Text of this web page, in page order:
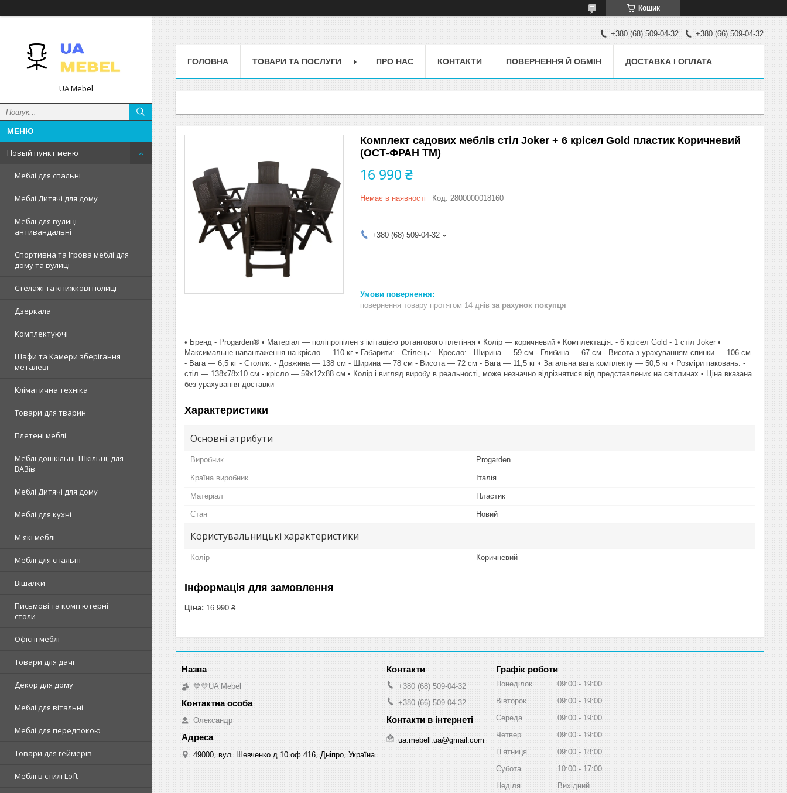
Кошик
UA Mebel
Новый пункт меню
Меблі для спальні
Меблі Дитячі для дому
Меблі для вулиці
антивандальні
Спортивна та Ігрова меблі для
дому та вулиці
Стелажі та книжкові полиці
Дзеркала
Комплектуючі
Шафи та Камери зберігання
металеві
Кліматична техніка
Товари для тварин
Плетені меблі
Меблі дошкільні, Шкільні, для
ВАЗів
Меблі Дитячі для дому
Меблі для кухні
М'які меблі
Меблі для спальні
Вішалки
Письмові та комп'ютерні
столи
Офісні меблі
Товари для дачі
Декор для дому
Меблі для вітальні
Меблі для передпокою
Товари для геймерів
Меблі в стилі Loft
+380 (68) 509-04-32 +380 (66) 509-04-32
ГОЛОВНА ТОВАРИ ТА ПОСЛУГИ ПРО НАС КОНТАКТИ ПОВЕРНЕННЯ Й ОБМІН ДОСТАВКА І ОПЛАТА
Комплект садових меблів стіл Joker + 6 крісел Gold пластик Коричневий
(ОСТ-ФРАН ТМ)
16 990 ₴
Немає в наявності Код: 2800000018160
+380 (68) 509-04-32
повернення товару протягом 14 днів за рахунок покупця
• Бренд - Progarden® • Матеріал — поліпропілен з імітацією ротангового плетіння • Колір — коричневий • Комплектація: - 6 крісел Gold - 1 стіл Joker •
Максимальне навантаження на крісло — 110 кг • Габарити: - Стілець: - Кресло: - Ширина — 59 см - Глибина — 67 см - Висота з урахуванням спинки — 106 см
- Вага — 6,5 кг - Столик: - Довжина — 138 см - Ширина — 78 см - Висота — 72 см - Вага — 11,5 кг • Загальна вага комплекту — 50,5 кг • Розміри паковань: -
стіл — 138х78х10 см - крісло — 59x12x88 см • Колір і вигляд виробу в реальності, може незначно відрізнятися від представлених на світлинах • Ціна вказана
без урахування доставки
Характеристики
Основні атрибути
Виробник Progarden
Країна виробник Італія
Матеріал Пластик
Стан Новий
Користувальницькі характеристики
Колір Коричневий
Інформація для замовлення
Ціна: 16 990 ₴
💙💛UA Mebel
Олександр
49000, вул. Шевченко д.10 оф.416, Дніпро, Україна
+380 (68) 509-04-32
+380 (66) 509-04-32
ua.mebell.ua@gmail.com
Графік роботи
Понеділок 09:00
19:00
Вівторок
09:00
19:00
Середа
09:00
19:00
Четвер
09:00
19:00
Пʼятниця
09:00
18:00
Субота
10:00
17:00
Неділя
Вихідний